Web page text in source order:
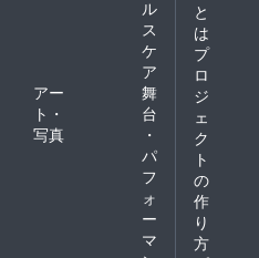
ル
ス
ケ
ア
アー
ト・
写真
舞
台
・
パ
フ
ォ
ー
マ
と
は
プ
ロ
ジ
ェ
ク
ト
の
作
り
方